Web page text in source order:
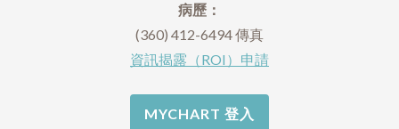
病歷：
(360) 412-6494 傳真
資訊揭露（ROI）申請
MYCHART 登入